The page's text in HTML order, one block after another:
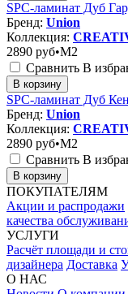
SPC-ламинат Дуб
Бренд: Union
Коллекция:
2890 руб•M2
Сравнить В
В корзину
SPC-ламинат Дуб
Бренд: Union
Коллекция:
2890 руб•M2
Сравнить В
В корзину
ПОКУПАТЕЛЯМ
Акции и распродажи
качества
УСЛУГИ
Расчёт площади и
дизайнера Доставка
О НАС